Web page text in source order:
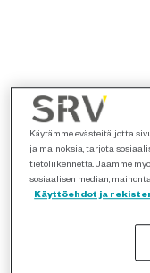
Käytämme evästeitä, jotta
ja mainoksia, tarjota
tietoliikennettä. Jaamme
sosiaalisen median,
Käyttöehdot ja